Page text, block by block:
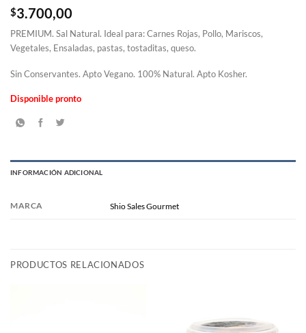
$3.700,00
PREMIUM. Sal Natural. Ideal para: Carnes Rojas, Pollo, Mariscos,
Vegetales, Ensaladas, pastas, tostaditas, queso.
Sin Conservantes. Apto Vegano. 100% Natural. Apto Kosher.
Disponible pronto
INFORMACIÓN ADICIONAL
MARCA Shio Sales Gourmet
PRODUCTOS RELACIONADOS